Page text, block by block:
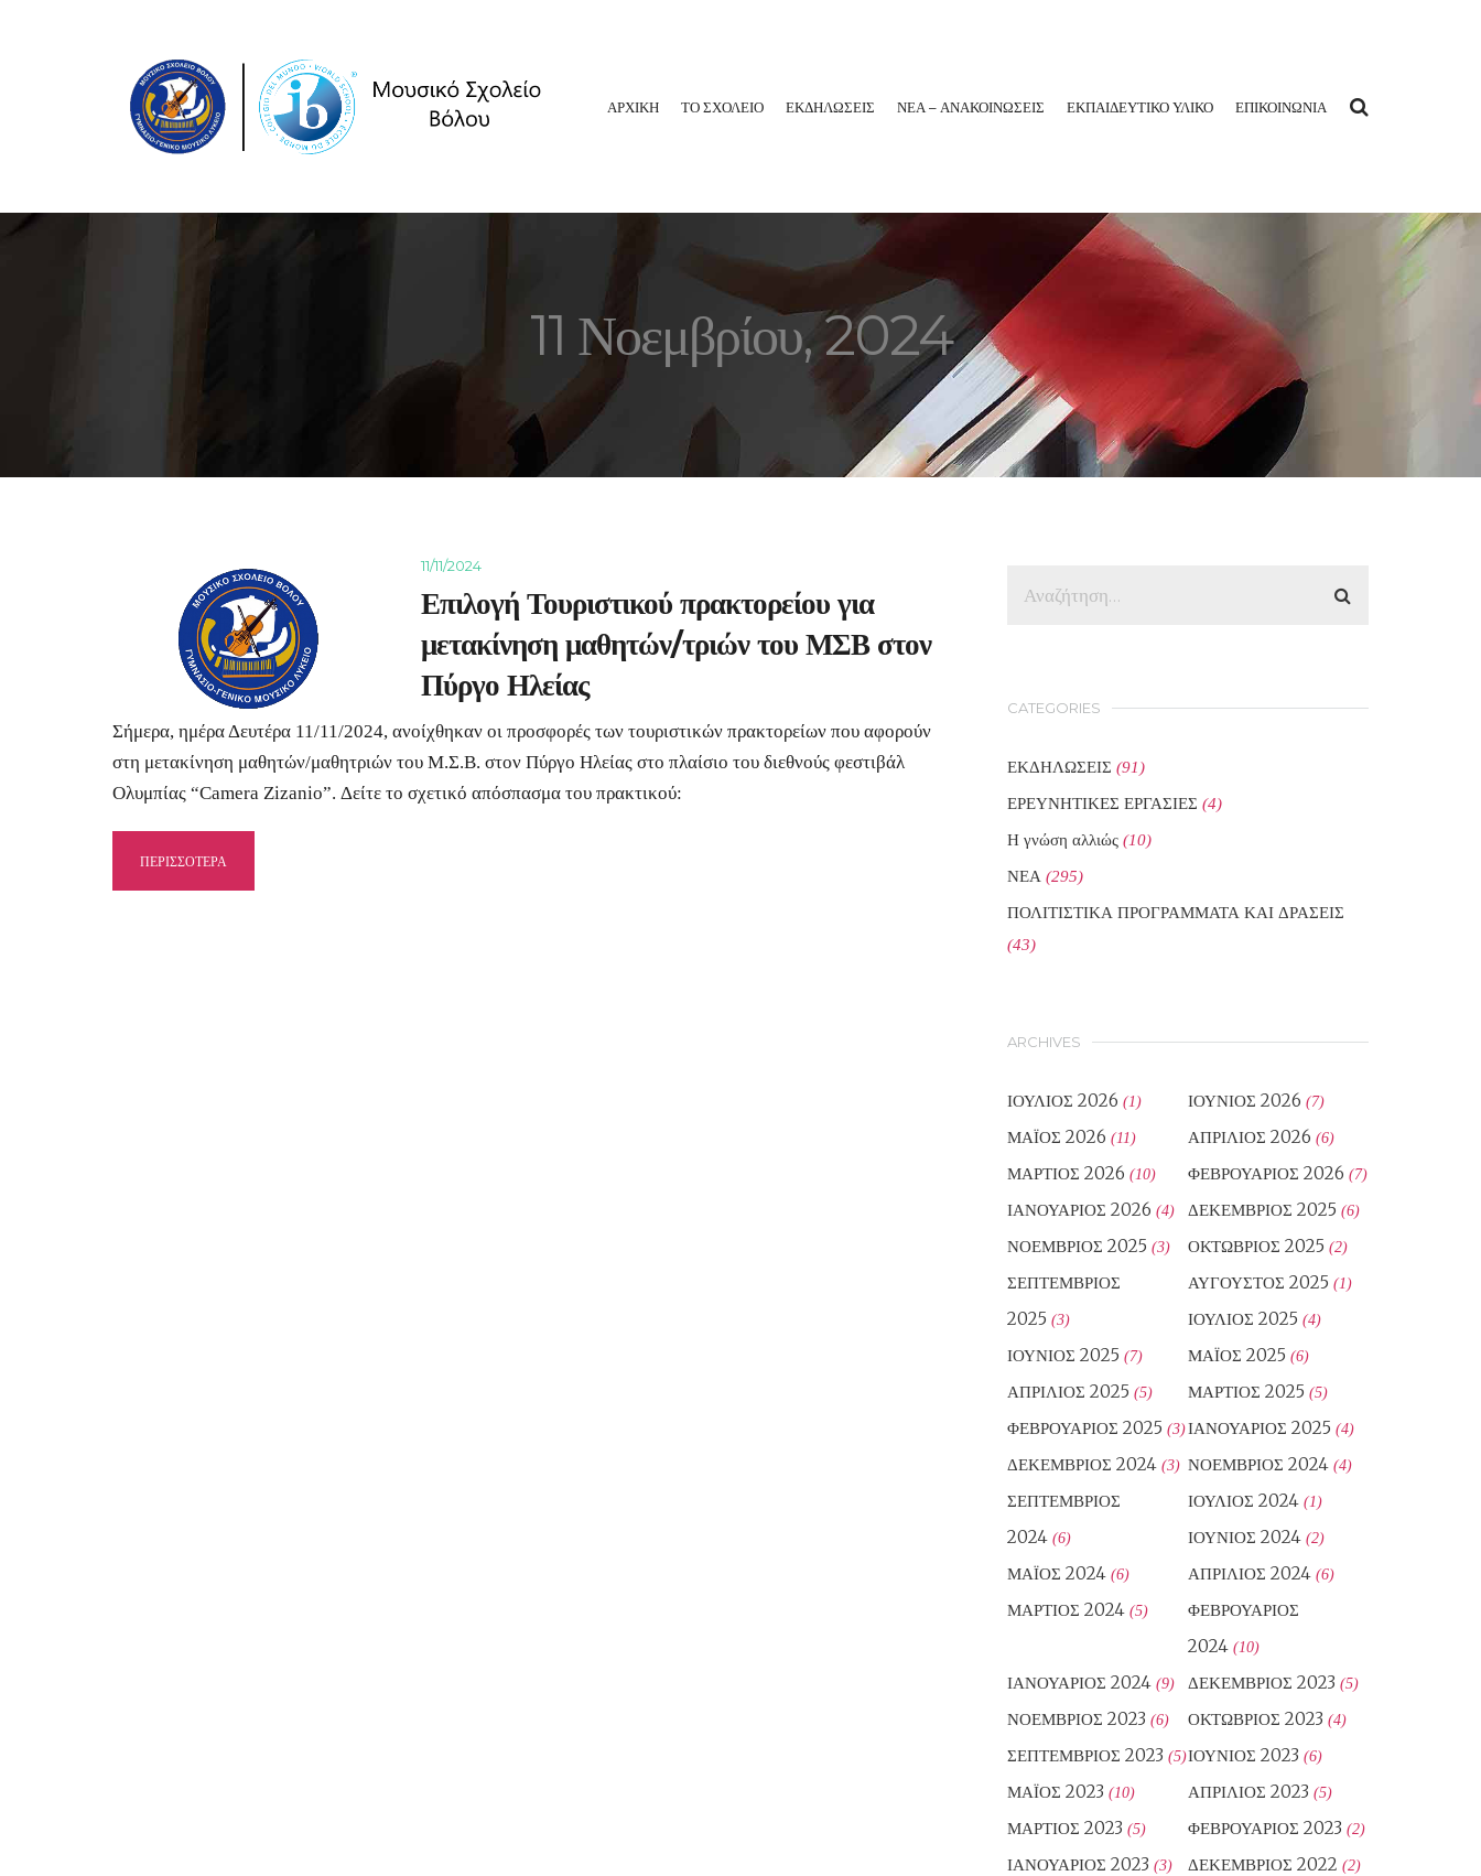
ΑΡΧΙΚΗ ΤΟ ΣΧΟΛΕΙΟ ΕΚΔΗΛΩΣΕΙΣ ΝΕΑ – ΑΝΑΚΟΙΝΩΣΕΙΣ ΕΚΠΑΙΔΕΥΤΙΚΟ ΥΛΙΚΟ ΕΠΙΚΟΙΝΩΝΙΑ
11 Νοεμβρίου, 2024
11/11/2024
Επιλογή Τουριστικού πρακτορείου για
μετακίνηση μαθητών/τριών του ΜΣΒ στον
Πύργο Ηλείας
Σήμερα, ημέρα Δευτέρα 11/11/2024, ανοίχθηκαν οι προσφορές των τουριστικών πρακτορείων που αφορούν
στη μετακίνηση μαθητών/μαθητριών του Μ.Σ.Β. στον Πύργο Ηλείας στο πλαίσιο του διεθνούς φεστιβάλ
Ολυμπίας “Camera Zizanio”. Δείτε το σχετικό απόσπασμα του πρακτικού:
ΠΕΡΙΣΣΟΤΕΡΑ
CATEGORIES
ΕΚΔΗΛΩΣΕΙΣ (91)
ΕΡΕΥΝΗΤΙΚΕΣ ΕΡΓΑΣΙΕΣ (4)
Η γνώση αλλιώς (10)
ΝΕΑ (295)
ΠΟΛΙΤΙΣΤΙΚΑ ΠΡΟΓΡΑΜΜΑΤΑ ΚΑΙ ΔΡΑΣΕΙΣ
(43)
ARCHIVES
ΙΟΎΛΙΟΣ 2026 (1) ΙΟΎΝΙΟΣ 2026 (7)
ΜΆΙΟΣ 2026 (11) ΑΠΡΊΛΙΟΣ 2026 (6)
ΜΆΡΤΙΟΣ 2026 (10) ΦΕΒΡΟΥΆΡΙΟΣ 2026 (7)
ΙΑΝΟΥΆΡΙΟΣ 2026 (4) ΔΕΚΈΜΒΡΙΟΣ 2025 (6)
ΝΟΈΜΒΡΙΟΣ 2025 (3) ΟΚΤΏΒΡΙΟΣ 2025 (2)
ΣΕΠΤΈΜΒΡΙΟΣ
2025 (3)
ΑΎΓΟΥΣΤΟΣ 2025 (1)
ΙΟΎΛΙΟΣ 2025 (4)
ΙΟΎΝΙΟΣ 2025 (7) ΜΆΙΟΣ 2025 (6)
ΑΠΡΊΛΙΟΣ 2025 (5) ΜΆΡΤΙΟΣ 2025 (5)
ΦΕΒΡΟΥΆΡΙΟΣ 2025 (3)ΙΑΝΟΥΆΡΙΟΣ 2025 (4)
ΔΕΚΈΜΒΡΙΟΣ 2024 (3) ΝΟΈΜΒΡΙΟΣ 2024 (4)
ΣΕΠΤΈΜΒΡΙΟΣ
2024 (6)
ΙΟΎΛΙΟΣ 2024 (1)
ΙΟΎΝΙΟΣ 2024 (2)
ΜΆΙΟΣ 2024 (6) ΑΠΡΊΛΙΟΣ 2024 (6)
ΜΆΡΤΙΟΣ 2024 (5)
ΦΕΒΡΟΥΆΡΙΟΣ
2024 (10)
ΙΑΝΟΥΆΡΙΟΣ 2024 (9) ΔΕΚΈΜΒΡΙΟΣ 2023 (5)
ΝΟΈΜΒΡΙΟΣ 2023 (6) ΟΚΤΏΒΡΙΟΣ 2023 (4)
ΣΕΠΤΈΜΒΡΙΟΣ 2023 (5)ΙΟΎΝΙΟΣ 2023 (6)
ΜΆΙΟΣ 2023 (10) ΑΠΡΊΛΙΟΣ 2023 (5)
ΜΆΡΤΙΟΣ 2023 (5) ΦΕΒΡΟΥΆΡΙΟΣ 2023 (2)
ΙΑΝΟΥΆΡΙΟΣ 2023 (3) ΔΕΚΈΜΒΡΙΟΣ 2022 (2)